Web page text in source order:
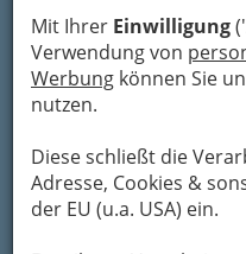
Mit Ihrer Einwilligung
Verwendung von
Werbung können Sie
nutzen.
Diese schließt die
Adresse, Cookies &
der EU (u.a. USA) ein.